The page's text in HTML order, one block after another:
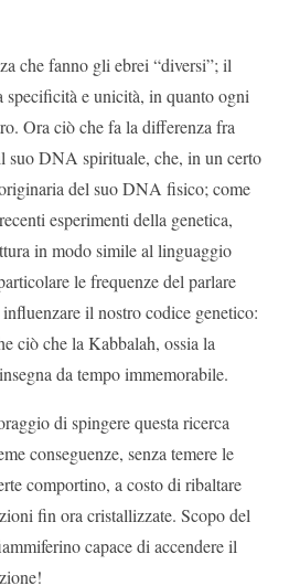
che fanno gli ebrei “diversi”; il
specificità e unicità, in quanto ogni
Ora ciò che fa la differenza fra
suo DNA spirituale, che, in un certo
del suo DNA fisico; come
esperimenti della genetica,
in modo simile al linguaggio
le frequenze del parlare
il nostro codice genetico:
ciò che la Kabbalah, ossia la
da tempo immemorabile.
di spingere questa ricerca
conseguenze, senza temere le
comportino, a costo di ribaltare
fin ora cristallizzate. Scopo del
capace di accendere il